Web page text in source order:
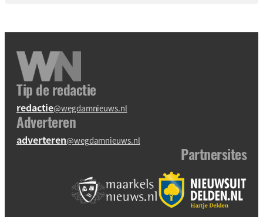
Tip de redactie
redactie@wegdamnieuws.nl
Adverteren
adverteren@wegdamnieuws.nl
Partnersites